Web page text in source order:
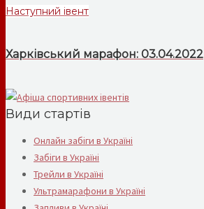
Наступний івент
Харківський марафон: 03.04.2022
Види стартів
Онлайн забіги в Україні
Забіги в Україні
Трейли в Україні
Ультрамарафони в Україні